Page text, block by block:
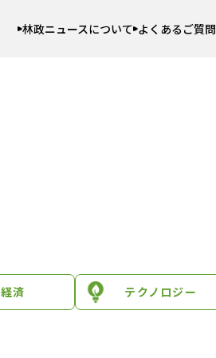
林政ニュースについて よくあるご質問
経済 テクノロジー